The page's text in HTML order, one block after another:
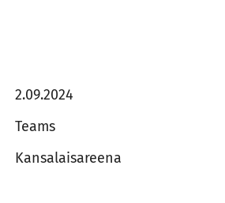
2.09.2024
Teams
Kansalaisareena